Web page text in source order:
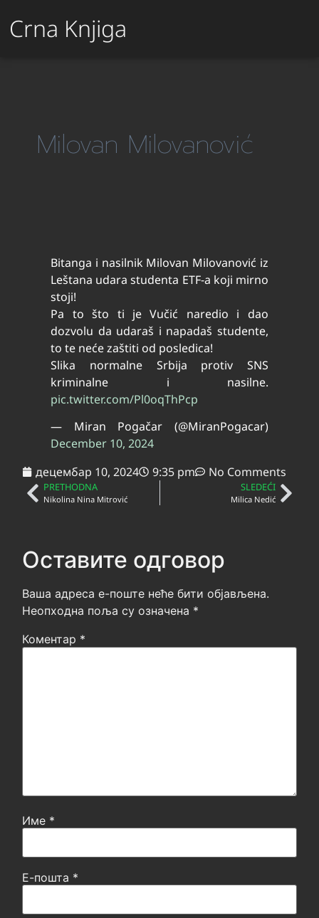
Crna Knjiga
Milovan Milovanović
Bitanga i nasilnik Milovan Milovanović iz
Leštana udara studenta ETF-a koji mirno
stoji!
Pa to što ti je Vučić naredio i dao
dozvolu da udaraš i napadaš studente,
to te neće zaštiti od posledica!
Slika normalne Srbija protiv SNS
kriminalne i nasilne.
pic.twitter.com/Pl0oqThPcp
— Miran Pogačar (@MiranPogacar)
December 10, 2024
децембар 10, 2024
9:35 pm No Comments
PRETHODNA
Nikolina Nina Mitrović
SLEDEĆI
Milica Nedić
Оставите одговор
Ваша адреса е-поште неће бити објављена.
Неопходна поља су означена *
Коментар *
Име *
Е-пошта *